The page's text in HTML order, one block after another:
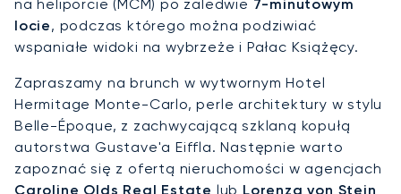
na heliporcie (MCM) po zaledwie 7-minutowym
locie, podczas którego można podziwiać
wspaniałe widoki na wybrzeże i Pałac Książęcy.
Zapraszamy na brunch w wytwornym Hotel
Hermitage Monte-Carlo, perle architektury w stylu
Belle-Époque, z zachwycającą szklaną kopułą
autorstwa Gustave'a Eiffla. Następnie warto
zapoznać się z ofertą nieruchomości w agencjach
Caroline Olds Real Estate lub Lorenza von Stein